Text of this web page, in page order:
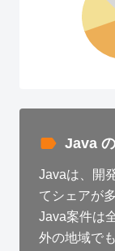
Java
Javaは、開
てシェアが
Java案件は
外の地域で